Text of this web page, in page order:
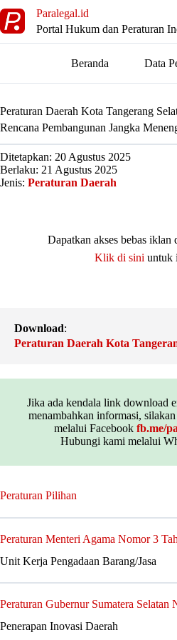
to
content
Paralegal.id
Portal Hukum dan Peraturan
Beranda Data
Peraturan Daerah Kota Tangerang
Rencana Pembangunan Jangka
Ditetapkan: 20 Agustus 2025
Berlaku: 21 Agustus 2025
Jenis: Peraturan Daerah
Dapatkan akses bebas
Klik di sini untuk
Download:
Peraturan Daerah Kota
Jika ada kendala link download
menambahkan informasi,
melalui Facebook fb.me/
Hubungi kami melalui
Peraturan Pilihan
Peraturan Menteri Agama Nomor 3
Unit Kerja Pengadaan Barang/Jasa
Peraturan Gubernur Sumatera Selatan
Penerapan Inovasi Daerah